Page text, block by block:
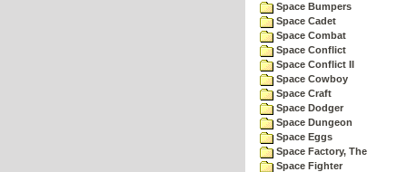
Space Bumpers
Space Cadet
Space Combat
Space Conflict
Space Conflict II
Space Cowboy
Space Craft
Space Dodger
Space Dungeon
Space Eggs
Space Factory, The
Space Fighter